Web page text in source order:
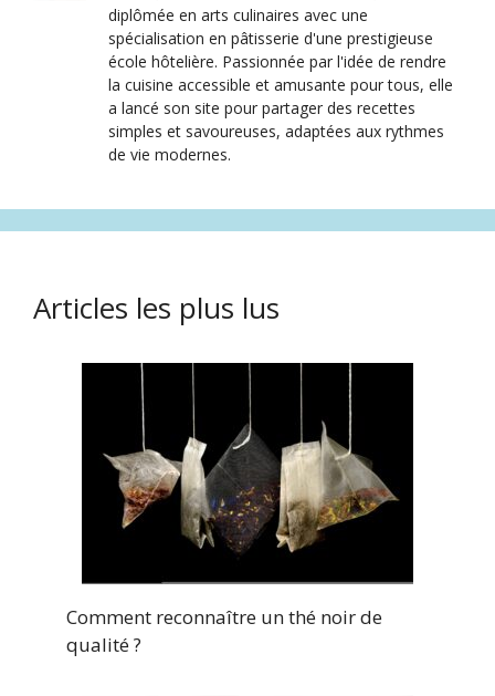
diplômée en arts culinaires avec une
spécialisation en pâtisserie d'une prestigieuse
école hôtelière. Passionnée par l'idée de rendre
la cuisine accessible et amusante pour tous, elle
a lancé son site pour partager des recettes
simples et savoureuses, adaptées aux rythmes
de vie modernes.
Articles les plus lus
Comment reconnaître un thé noir de
qualité ?